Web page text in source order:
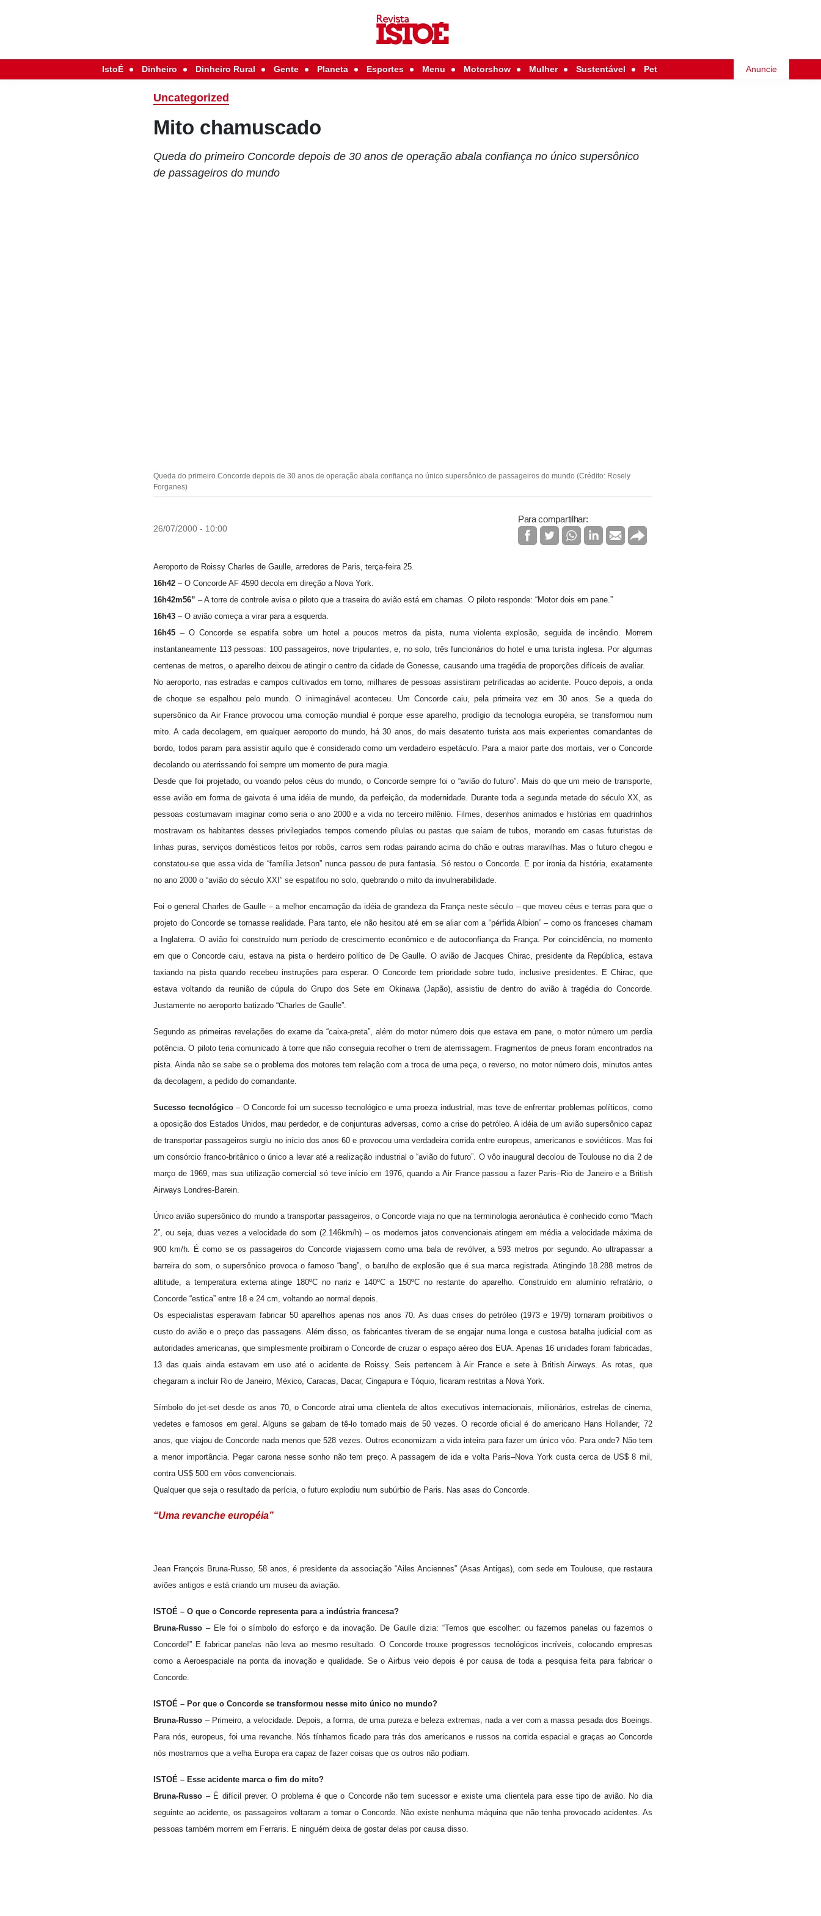
IstoÉ Dinheiro Dinheiro Rural Gente Planeta Esportes Menu Motorshow Mulher Sustentável Pet Anuncie
Uncategorized
Mito chamuscado
Queda do primeiro Concorde depois de 30 anos de operação abala confiança no único supersônico
de passageiros do mundo
Queda do primeiro Concorde depois de 30 anos de operação abala confiança no único supersônico de passageiros do mundo (Crédito: Rosely
Forganes)
26/07/2000 - 10:00
Para compartilhar:
Aeroporto de Roissy Charles de Gaulle, arredores de Paris, terça-feira 25.
16h42 – O Concorde AF 4590 decola em direção a Nova York.
16h42m56” – A torre de controle avisa o piloto que a traseira do avião está em chamas. O piloto responde: “Motor dois em pane.”
16h43 – O avião começa a virar para a esquerda.
16h45 – O Concorde se espatifa sobre um hotel a poucos metros da pista, numa violenta explosão, seguida de incêndio. Morrem
instantaneamente 113 pessoas: 100 passageiros, nove tripulantes, e, no solo, três funcionários do hotel e uma turista inglesa. Por algumas
centenas de metros, o aparelho deixou de atingir o centro da cidade de Gonesse, causando uma tragédia de proporções difíceis de avaliar.
No aeroporto, nas estradas e campos cultivados em torno, milhares de pessoas assistiram petrificadas ao acidente. Pouco depois, a onda
de choque se espalhou pelo mundo. O inimaginável aconteceu. Um Concorde caiu, pela primeira vez em 30 anos. Se a queda do
supersônico da Air France provocou uma comoção mundial é porque esse aparelho, prodígio da tecnologia européia, se transformou num
mito. A cada decolagem, em qualquer aeroporto do mundo, há 30 anos, do mais desatento turista aos mais experientes comandantes de
bordo, todos param para assistir aquilo que é considerado como um verdadeiro espetáculo. Para a maior parte dos mortais, ver o Concorde
decolando ou aterrissando foi sempre um momento de pura magia.
Desde que foi projetado, ou voando pelos céus do mundo, o Concorde sempre foi o “avião do futuro”. Mais do que um meio de transporte,
esse avião em forma de gaivota é uma idéia de mundo, da perfeição, da modernidade. Durante toda a segunda metade do século XX, as
pessoas costumavam imaginar como seria o ano 2000 e a vida no terceiro milênio. Filmes, desenhos animados e histórias em quadrinhos
mostravam os habitantes desses privilegiados tempos comendo pílulas ou pastas que saíam de tubos, morando em casas futuristas de
linhas puras, serviços domésticos feitos por robôs, carros sem rodas pairando acima do chão e outras maravilhas. Mas o futuro chegou e
constatou-se que essa vida de “família Jetson” nunca passou de pura fantasia. Só restou o Concorde. E por ironia da história, exatamente
no ano 2000 o “avião do século XXI” se espatifou no solo, quebrando o mito da invulnerabilidade.
Foi o general Charles de Gaulle – a melhor encarnação da idéia de grandeza da França neste século – que moveu céus e terras para que o
projeto do Concorde se tornasse realidade. Para tanto, ele não hesitou até em se aliar com a “pérfida Albion” – como os franceses chamam
a Inglaterra. O avião foi construído num período de crescimento econômico e de autoconfiança da França. Por coincidência, no momento
em que o Concorde caiu, estava na pista o herdeiro político de De Gaulle. O avião de Jacques Chirac, presidente da República, estava
taxiando na pista quando recebeu instruções para esperar. O Concorde tem prioridade sobre tudo, inclusive presidentes. E Chirac, que
estava voltando da reunião de cúpula do Grupo dos Sete em Okinawa (Japão), assistiu de dentro do avião à tragédia do Concorde.
Justamente no aeroporto batizado “Charles de Gaulle”.
Segundo as primeiras revelações do exame da “caixa-preta”, além do motor número dois que estava em pane, o motor número um perdia
potência. O piloto teria comunicado à torre que não conseguia recolher o trem de aterrissagem. Fragmentos de pneus foram encontrados na
pista. Ainda não se sabe se o problema dos motores tem relação com a troca de uma peça, o reverso, no motor número dois, minutos antes
da decolagem, a pedido do comandante.
Sucesso tecnológico– O Concorde foi um sucesso tecnológico e uma proeza industrial, mas teve de enfrentar problemas políticos, como
a oposição dos Estados Unidos, mau perdedor, e de conjunturas adversas, como a crise do petróleo. A idéia de um avião supersônico capaz
de transportar passageiros surgiu no início dos anos 60 e provocou uma verdadeira corrida entre europeus, americanos e soviéticos. Mas foi
um consórcio franco-britânico o único a levar até a realização industrial o “avião do futuro”. O vôo inaugural decolou de Toulouse no dia 2 de
março de 1969, mas sua utilização comercial só teve início em 1976, quando a Air France passou a fazer Paris–Rio de Janeiro e a British
Airways Londres-Barein.
Único avião supersônico do mundo a transportar passageiros, o Concorde viaja no que na terminologia aeronáutica é conhecido como “Mach
2”, ou seja, duas vezes a velocidade do som (2.146km/h) – os modernos jatos convencionais atingem em média a velocidade máxima de
900 km/h. É como se os passageiros do Concorde viajassem como uma bala de revólver, a 593 metros por segundo. Ao ultrapassar a
barreira do som, o supersônico provoca o famoso “bang”, o barulho de explosão que é sua marca registrada. Atingindo 18.288 metros de
altitude, a temperatura externa atinge 180ºC no nariz e 140ºC a 150ºC no restante do aparelho. Construído em alumínio refratário, o
Concorde “estica” entre 18 e 24 cm, voltando ao normal depois.
Os especialistas esperavam fabricar 50 aparelhos apenas nos anos 70. As duas crises do petróleo (1973 e 1979) tornaram proibitivos o
custo do avião e o preço das passagens. Além disso, os fabricantes tiveram de se engajar numa longa e custosa batalha judicial com as
autoridades americanas, que simplesmente proibiram o Concorde de cruzar o espaço aéreo dos EUA. Apenas 16 unidades foram fabricadas,
13 das quais ainda estavam em uso até o acidente de Roissy. Seis pertencem à Air France e sete à British Airways. As rotas, que
chegaram a incluir Rio de Janeiro, México, Caracas, Dacar, Cingapura e Tóquio, ficaram restritas a Nova York.
Símbolo do jet-set desde os anos 70, o Concorde atrai uma clientela de altos executivos internacionais, milionários, estrelas de cinema,
vedetes e famosos em geral. Alguns se gabam de tê-lo tomado mais de 50 vezes. O recorde oficial é do americano Hans Hollander, 72
anos, que viajou de Concorde nada menos que 528 vezes. Outros economizam a vida inteira para fazer um único vôo. Para onde? Não tem
a menor importância. Pegar carona nesse sonho não tem preço. A passagem de ida e volta Paris–Nova York custa cerca de US$ 8 mil,
contra US$ 500 em vôos convencionais.
Qualquer que seja o resultado da perícia, o futuro explodiu num subúrbio de Paris. Nas asas do Concorde.
“Uma revanche européia”
Jean François Bruna-Russo, 58 anos, é presidente da associação “Ailes Anciennes” (Asas Antigas), com sede em Toulouse, que restaura
aviões antigos e está criando um museu da aviação.
ISTOÉ – O que o Concorde representa para a indústria francesa?
Bruna-Russo – Ele foi o símbolo do esforço e da inovação. De Gaulle dizia: “Temos que escolher: ou fazemos panelas ou fazemos o
Concorde!” E fabricar panelas não leva ao mesmo resultado. O Concorde trouxe progressos tecnológicos incríveis, colocando empresas
como a Aeroespaciale na ponta da inovação e qualidade. Se o Airbus veio depois é por causa de toda a pesquisa feita para fabricar o
Concorde.
ISTOÉ – Por que o Concorde se transformou nesse mito único no mundo?
Bruna-Russo – Primeiro, a velocidade. Depois, a forma, de uma pureza e beleza extremas, nada a ver com a massa pesada dos Boeings.
Para nós, europeus, foi uma revanche. Nós tínhamos ficado para trás dos americanos e russos na corrida espacial e graças ao Concorde
nós mostramos que a velha Europa era capaz de fazer coisas que os outros não podiam.
ISTOÉ – Esse acidente marca o fim do mito?
Bruna-Russo – É difícil prever. O problema é que o Concorde não tem sucessor e existe uma clientela para esse tipo de avião. No dia
seguinte ao acidente, os passageiros voltaram a tomar o Concorde. Não existe nenhuma máquina que não tenha provocado acidentes. As
pessoas também morrem em Ferraris. E ninguém deixa de gostar delas por causa disso.